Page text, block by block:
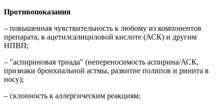
Противопоказания
– повышенная чувствительность к любому из компонентов
препарата, к ацетилсалициловой кислоте (АСК) и другим
НПВП;
– "аспириновая триада" (непереносимость аспирина/АСК,
признаки бронхиальной астмы, развитие полипов и ринита в
носу);
– склонность к аллергическим реакциям;